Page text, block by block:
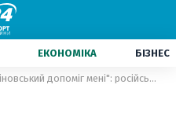
ЕКОНОМІКА БІЗНЕС
"Маліновський допоміг мені": російський футболіст про співпрацю з українцем